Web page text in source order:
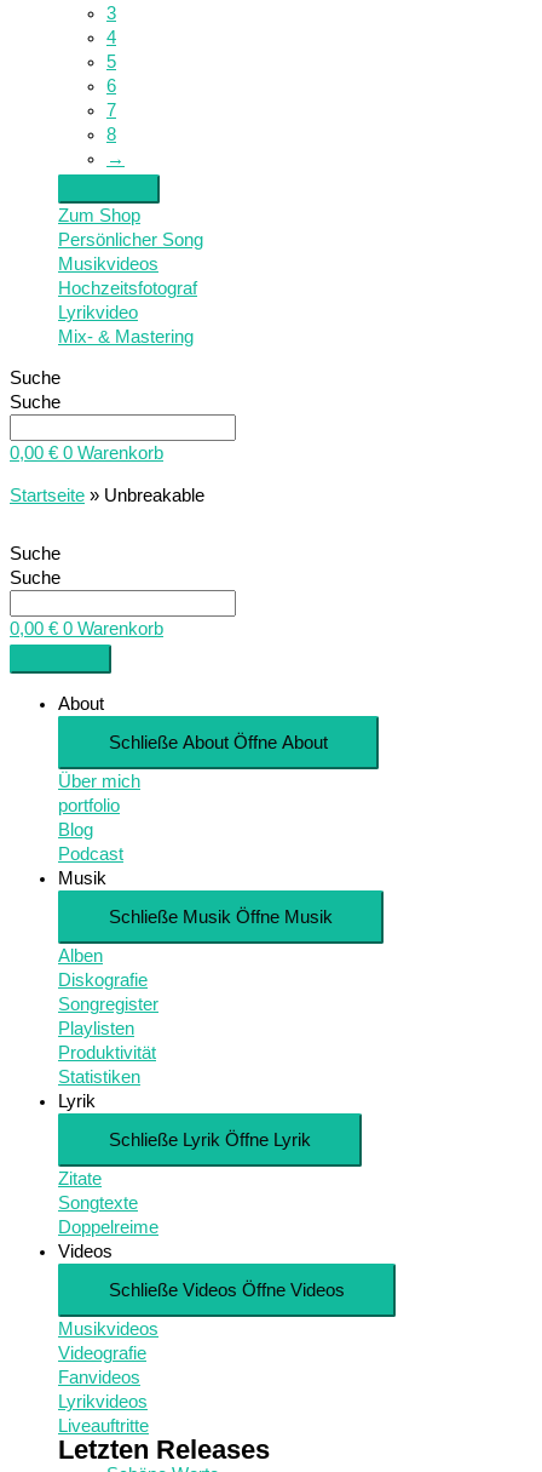
3
4
5
6
7
8
→
Zum Shop
Persönlicher Song
Musikvideos
Hochzeitsfotograf
Lyrikvideo
Mix- & Mastering
Suche
Suche
0,00 € 0 Warenkorb
Startseite » Unbreakable
Suche
Suche
0,00 € 0 Warenkorb
About
Schließe About Öffne About
Über mich
portfolio
Blog
Podcast
Musik
Schließe Musik Öffne Musik
Alben
Diskografie
Songregister
Playlisten
Produktivität
Statistiken
Lyrik
Schließe Lyrik Öffne Lyrik
Zitate
Songtexte
Doppelreime
Videos
Schließe Videos Öffne Videos
Musikvideos
Videografie
Fanvideos
Lyrikvideos
Liveauftritte
Letzten Releases